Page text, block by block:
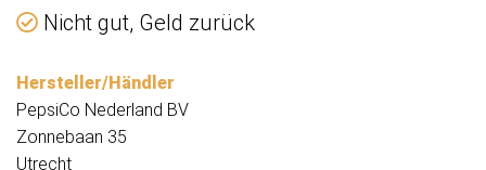
Nicht gut, Geld zurück
Hersteller/Händler
PepsiCo Nederland BV
Zonnebaan 35
Utrecht